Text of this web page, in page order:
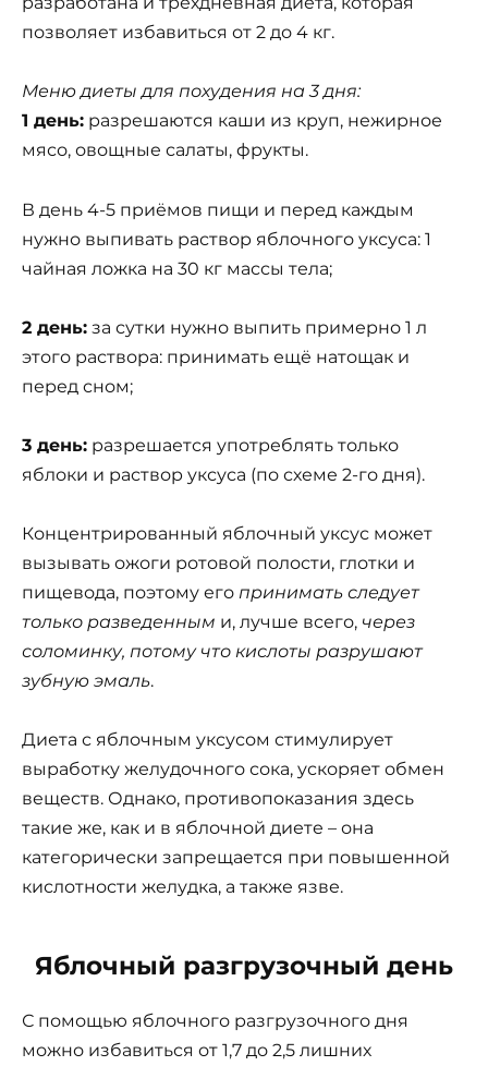
позволяет избавиться от 2 до 4 кг.
Меню диеты для похудения на 3 дня:
1 день: разрешаются каши из круп, нежирное
мясо, овощные салаты, фрукты.
В день 4-5 приёмов пищи и перед каждым
нужно выпивать раствор яблочного уксуса: 1
чайная ложка на 30 кг массы тела;
2 день: за сутки нужно выпить примерно 1 л
этого раствора: принимать ещё натощак и
перед сном;
3 день: разрешается употреблять только
яблоки и раствор уксуса (по схеме 2-го дня).
Концентрированный яблочный уксус может
вызывать ожоги ротовой полости, глотки и
пищевода, поэтому его принимать следует
только разведенным и, лучше всего, через
соломинку, потому что кислоты разрушают
зубную эмаль.
Диета с яблочным уксусом стимулирует
выработку желудочного сока, ускоряет обмен
веществ. Однако, противопоказания здесь
такие же, как и в яблочной диете – она
категорически запрещается при повышенной
кислотности желудка, а также язве.
Яблочный разгрузочный день
С помощью яблочного разгрузочного дня
можно избавиться от 1,7 до 2,5 лишних